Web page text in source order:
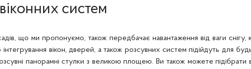
систем
що ми пропонуємо, також передбачає навантаження від ваги
вікон, дверей, а також розсувних систем підійдуть для
панорамні стулки з великою площею. Ви також можете підібрати